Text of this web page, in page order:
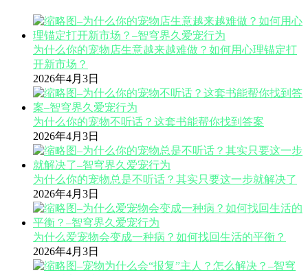
为什么你的宠物店生意越来越难做？如何用心理锚定打
开新市场？
2026年4月3日
为什么你的宠物不听话？这套书能帮你找到答案
2026年4月3日
为什么你的宠物总是不听话？其实只要这一步就解决了
2026年4月3日
为什么爱宠物会变成一种病？如何找回生活的平衡？
2026年4月3日